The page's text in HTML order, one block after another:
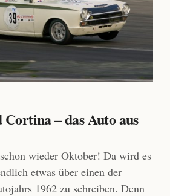
– das Auto aus
wieder Oktober! Da wird es
etwas über einen der
1962 zu schreiben. Denn